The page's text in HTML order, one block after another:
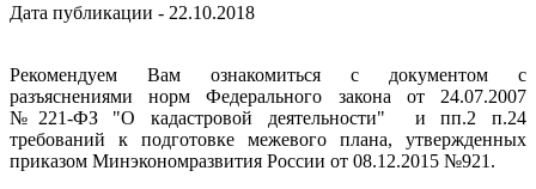
Дата публикации - 22.10.2018
Рекомендуем Вам ознакомиться с документом с
разъяснениями норм Федерального закона от 24.07.2007
№221-ФЗ "О кадастровой деятельности" и пп.2 п.24
требований к подготовке межевого плана, утвержденных
приказом Минэкономразвития России от 08.12.2015 №921.